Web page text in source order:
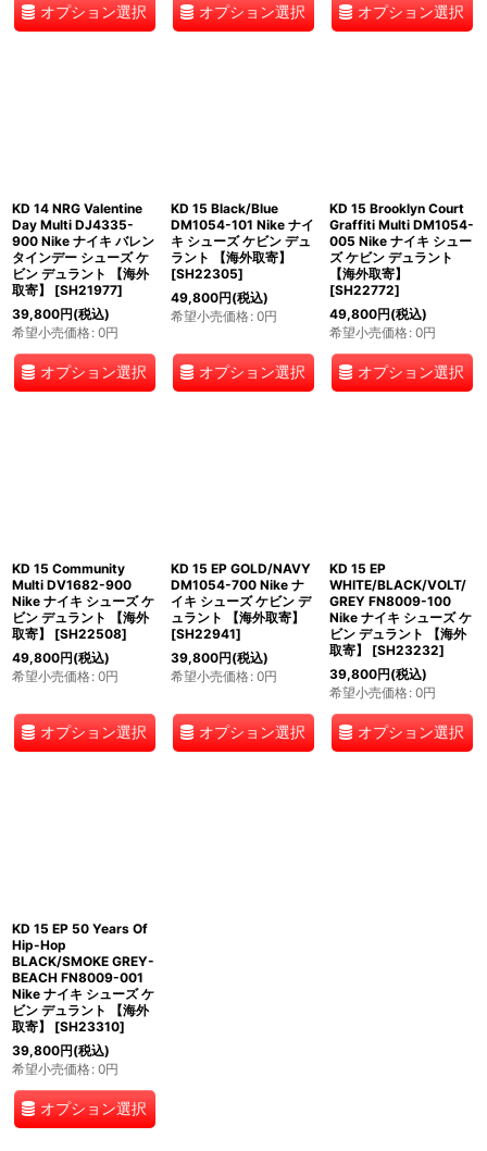
オプション選択 オプション選択 オプション選択
KD 14 NRG Valentine
Day Multi DJ4335-
900 Nike ナイキ バレン
タインデー シューズ ケ
ビン デュラント 【海外
取寄】
[SH21977]
39,800円(税込)
希望小売価格: 0円
オプション選択
KD 15 Black/Blue
DM1054-101 Nike ナイ
キ シューズ ケビン デュ
ラント 【海外取寄】
[SH22305]
49,800円(税込)
希望小売価格: 0円
オプション選択
KD 15 Brooklyn Court
Graffiti Multi DM1054-
005 Nike ナイキ シュー
ズ ケビン デュラント
【海外取寄】
[SH22772]
49,800円(税込)
希望小売価格: 0円
オプション選択
KD 15 Community
Multi DV1682-900
Nike ナイキ シューズ ケ
ビン デュラント 【海外
取寄】
[SH22508]
49,800円(税込)
希望小売価格: 0円
オプション選択
KD 15 EP GOLD/NAVY
DM1054-700 Nike ナ
イキ シューズ ケビン デ
ュラント 【海外取寄】
[SH22941]
39,800円(税込)
希望小売価格: 0円
オプション選択
KD 15 EP
WHITE/BLACK/VOLT/
GREY FN8009-100
Nike ナイキ シューズ ケ
ビン デュラント 【海外
取寄】
[SH23232]
39,800円(税込)
希望小売価格: 0円
オプション選択
KD 15 EP 50 Years Of
Hip-Hop
BLACK/SMOKE GREY-
BEACH FN8009-001
Nike ナイキ シューズ ケ
ビン デュラント 【海外
取寄】
[SH23310]
39,800円(税込)
希望小売価格: 0円
オプション選択